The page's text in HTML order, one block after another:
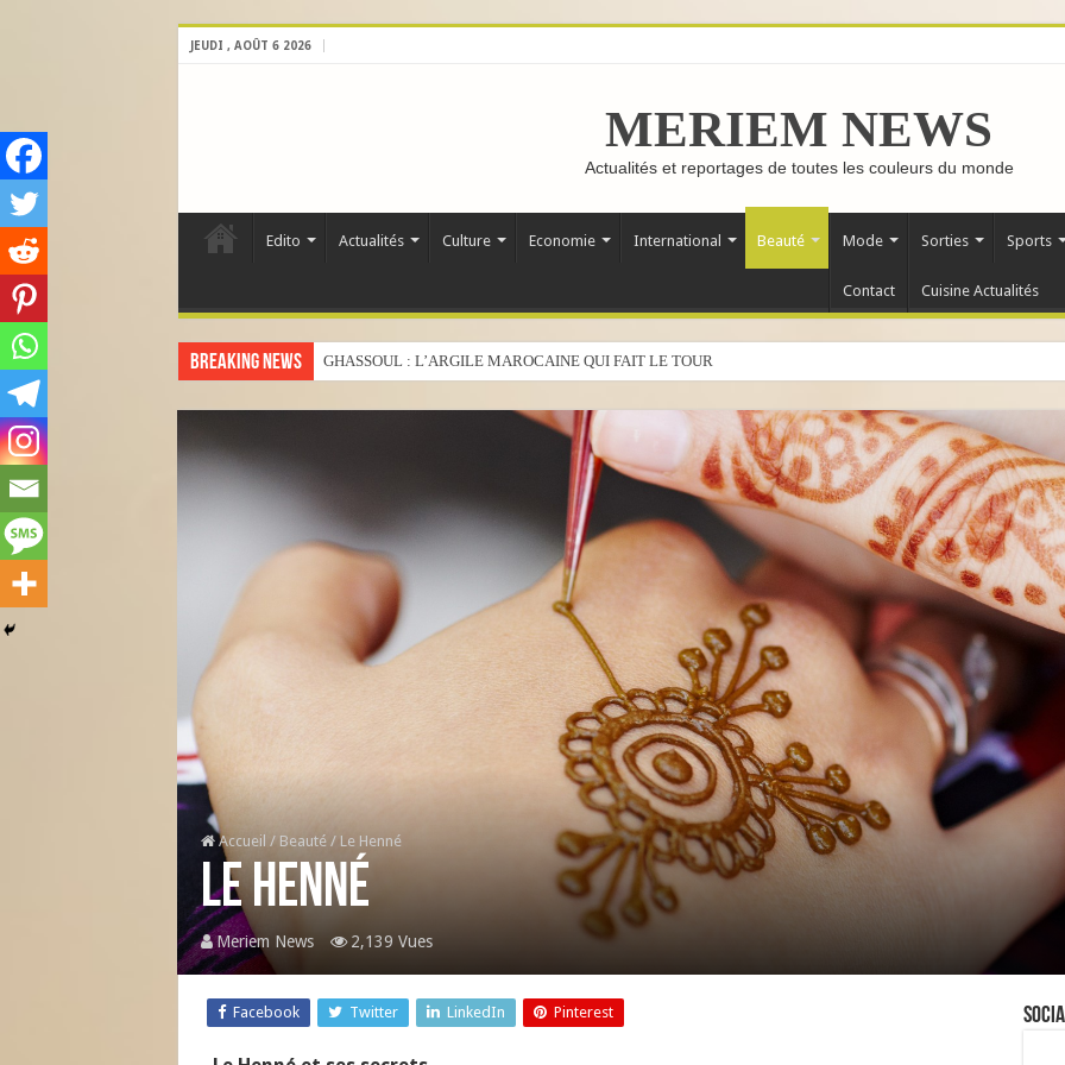
JEUDI , AOÛT 6 2026
MERIEM NEWS
Actualités et reportages de toutes les couleurs du monde
Edito Actualités Culture Economie International Beauté Mode Sorties Sports
Contact Cuisine Actualités
Breaking News GHASSOUL : L’ARGILE MAROCAINE QUI FAIT LE TOUR DU MONDE
Accueil / Beauté / Le Henné
Le Henné
Meriem News 2,139 Vues
Facebook Twitter LinkedIn Pinterest